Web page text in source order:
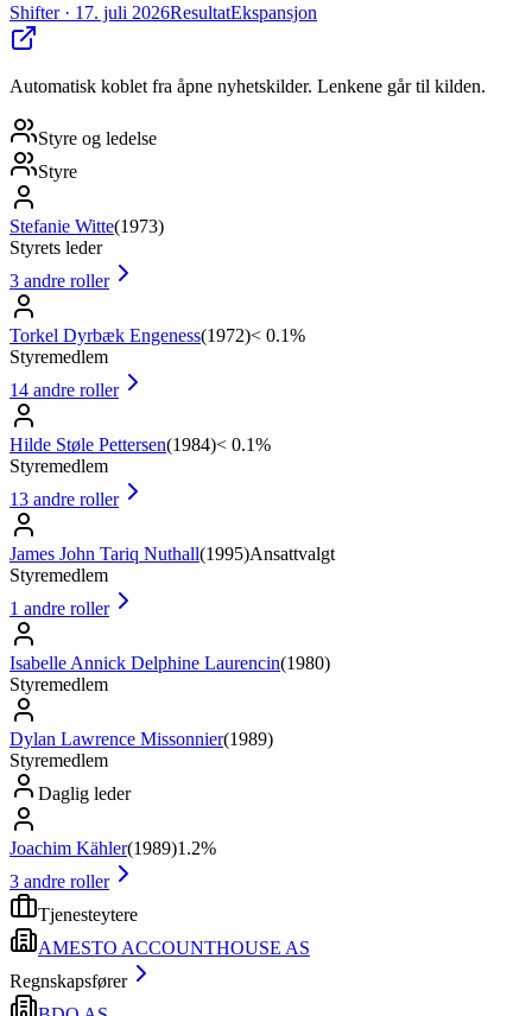
Shifter· 17. juli 2026ResultatEkspansjon
Automatisk koblet fra åpne nyhetskilder. Lenkene går til kilden.
Styre og ledelse
Styre
Stefanie Witte(1973)
Styrets leder
3 andre roller
Torkel Dyrbæk Engeness(1972)< 0.1%
Styremedlem
14 andre roller
Hilde Støle Pettersen(1984)< 0.1%
Styremedlem
13 andre roller
James John Tariq Nuthall(1995)Ansattvalgt
Styremedlem
1 andre roller
Isabelle Annick Delphine Laurencin(1980)
Styremedlem
Dylan Lawrence Missonnier(1989)
Styremedlem
Daglig leder
Joachim Kähler(1989)1.2%
3 andre roller
Tjenesteytere
AMESTO ACCOUNTHOUSE AS
Regnskapsfører